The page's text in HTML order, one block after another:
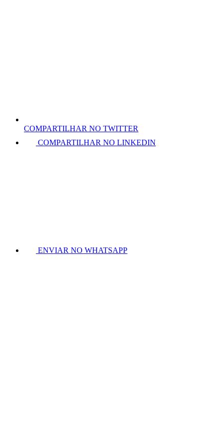
COMPARTILHAR NO TWITTER
COMPARTILHAR NO LINKEDIN
ENVIAR NO WHATSAPP